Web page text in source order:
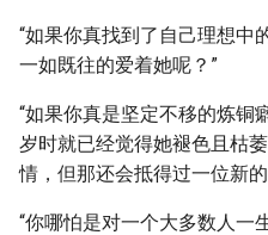
“如果你真找到了自己理想中
一如既往的爱着她呢？”
“如果你真是坚定不移的炼铜
岁时就已经觉得她褪色且枯
情，但那还会抵得过一位新
“你哪怕是对一个大多数人一